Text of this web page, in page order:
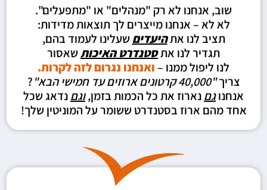
שוב, אנחנו לא רק "מנהלים" או "מתפעלים".
לא לא – אנחנו מייצרים לך תוצאות מדידות:
תציב לנו אתהיעדים שעלינו לעמוד בהם,
תגדיר לנו אתסטנדרט האיכותשאסור
לנו ליפול ממנו –ואנחנו נגרום לזה לקרות.
צריך"40,000 קרטונים ארוזים עד חמישי הבא"
?
אנחנוגםנארוז את כל הכמות בזמן,וגםנדאג שכל
אחד מהם ארוז בסטנדרט ששומר על המוניטין שלך!